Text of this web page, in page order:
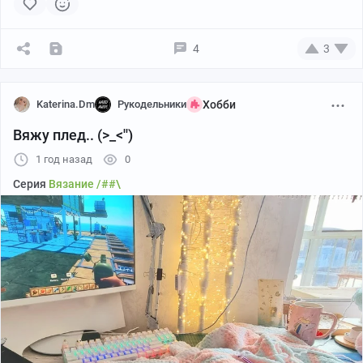
затягивает вас надолго, пока вы создаёте свою
вашего плота вместе с другом вприкуску. Так что
требует от вас сверхнавыков, но дарит кучу приятных
эмоций.
Купить Raft на Keysforgamers от 545 ₽
Grounded 2
4 3
Katerina.Dm Рукодельники Хобби
Вяжу плед.. (>_<'')
1 год назад 0
Серия Вязание /##\